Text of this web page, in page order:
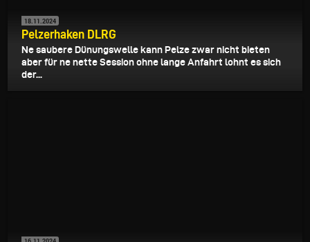
18.11.2024
Pelzerhaken DLRG
Ne saubere Dünungswelle kann Pelze zwar nicht bieten
aber für ne nette Session ohne lange Anfahrt lohnt es sich
der...